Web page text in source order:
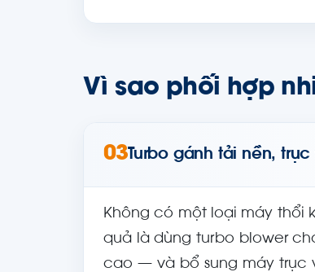
Vì sao phối hợp
03Turbo gánh tải nền,
Không có một loại máy thổi
quả là dùng turbo blower
cao — và bổ sung máy trục